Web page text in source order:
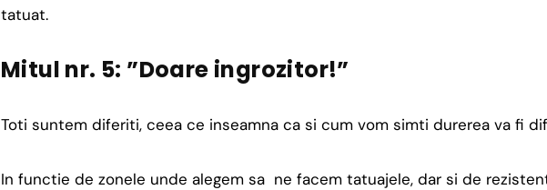
tatuat.
Mitul nr. 5: ”Doare ingrozitor!”
Toti suntem diferiti, ceea ce inseamna ca si cum vom simti durerea va fi
In functie de zonele unde alegem sa ne facem tatuajele, dar si de